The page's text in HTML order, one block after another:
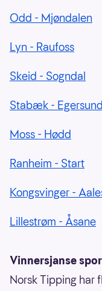
Odd - Mjøndalen
Lyn - Raufoss
Skeid - Sogndal
Stabæk - Egersund
Moss - Hødd
Ranheim - Start
Kongsvinger -
Lillestrøm - Åsane
Vinnersjanse
Norsk Tipping har